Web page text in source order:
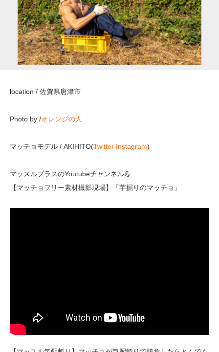
location / 佐賀県唐津市
Photo by /オレンジの人
マッチョモデル / AKIHITO(Twitter Instagram)
マッスルプラスのYoutubeチャンネル💪
【マッチョフリー素材撮影現場】「芋掘りのマッチョ」